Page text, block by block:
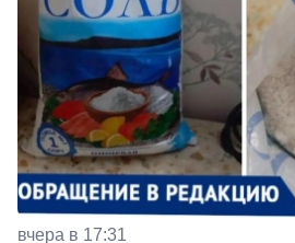
вчера в 17:31